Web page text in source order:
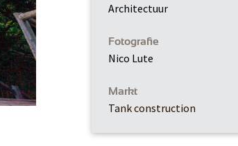
Architectuur
Fotografie
Nico Lute
Markt
Tank construction